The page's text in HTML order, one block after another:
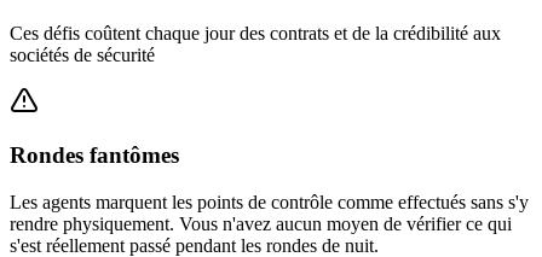
Ces défis coûtent chaque jour des contrats et de la crédibilité aux
sociétés de sécurité
Rondes fantômes
Les agents marquent les points de contrôle comme effectués sans s'y
rendre physiquement. Vous n'avez aucun moyen de vérifier ce qui
s'est réellement passé pendant les rondes de nuit.